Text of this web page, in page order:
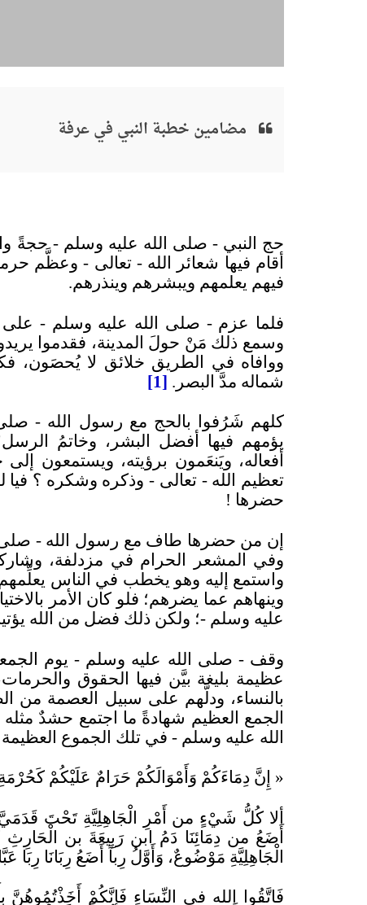
مضامين خطبة النبي في عرفة
حج النبي - صلى الله عليه وسلم - حجةً
أقام فيها شعائر الله - تعالى - وعظَّم
فيهم يعلمهم ويبشرهم وينذرهم.
فلما عزم - صلى الله عليه وسلم - على
وسمع ذلك مَنْ حولَ المدينة، فقدموا
ووافاه في الطريق خلائق لا يُحصَون،
شماله مدَّ البصر. [
1]
كلهم شَرُفوا بالحج مع رسول الله -
يؤمهم فيها أفضل البشر، وخاتمُ
أفعاله، ويَنعَمون برؤيته، ويستمعون
تعظيم الله - تعالى - وذكره وشكره ؟ فيا
حضرها !
إن من حضرها طاف مع رسول الله - صلى
وفي المشعر الحرام في مزدلفة،
واستمع إليه وهو يخطب في الناس
وينهاهم عما يضرهم؛ فلو كان الأمر
عليه وسلم -؛ ولكن ذلك فضل من الله
وقف - صلى الله عليه وسلم - يوم
عظيمة بليغة بيَّن فيها الحقوق
بالنساء، ودلَّهم على سبيل العصمة من
الجمع العظيم شهادةً ما اجتمع حشدٌ
الله عليه وسلم - في تلك الجموع العظيمة
« إِنَّ دِمَاءَكُمْ وَأَمْوَالَكُمْ حَرَامٌ عَلَيْكُمْ
ألا كُلُّ شَيْءٍ من أَمْرِ الْجَاهِلِيَّةِ تَحْتَ
أَضَعُ من دِمَائِنَا دَمُ ابن رَبِيعَةَ بن
الْجَاهِلِيَّةِ مَوْضُوعٌ، وَأَوَّلُ رِباً أَضَعُ رِبَانَا
فَاتَّقُوا الله في النِّسَاءِ فَإِنَّكُمْ أَخَذْتُمُوهُنَّ